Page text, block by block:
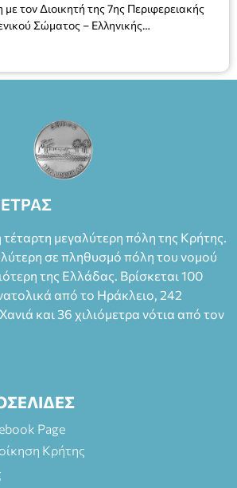
τον Διοικητή της 7ης Περιφερειακής
Σώματος – Ελληνικής
Αρχιπλοίαρχο Λ.Σ. κ. Ιωάννη
τέταρτη μεγαλύτερη πόλη της Κρήτης.
σε πληθυσμό πόλη του νομού
της Ελλάδας. Βρίσκεται 100
από το Ηράκλειο, 242
και 36 χιλιόμετρα νότια από τον
Page
Κρήτης